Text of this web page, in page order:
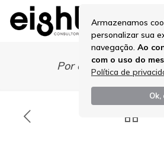
Armazenamos
personalizar sua
navegação. Ao
com o uso do
Política de
Ok,
Por que realizar um